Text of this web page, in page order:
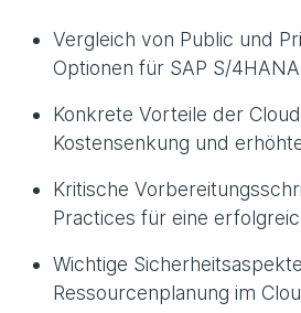
Vergleich von Public und
Optionen für SAP S/4HANA
Konkrete Vorteile der
Kostensenkung und
Kritische
Practices für eine
Wichtige
Ressourcenplanung im